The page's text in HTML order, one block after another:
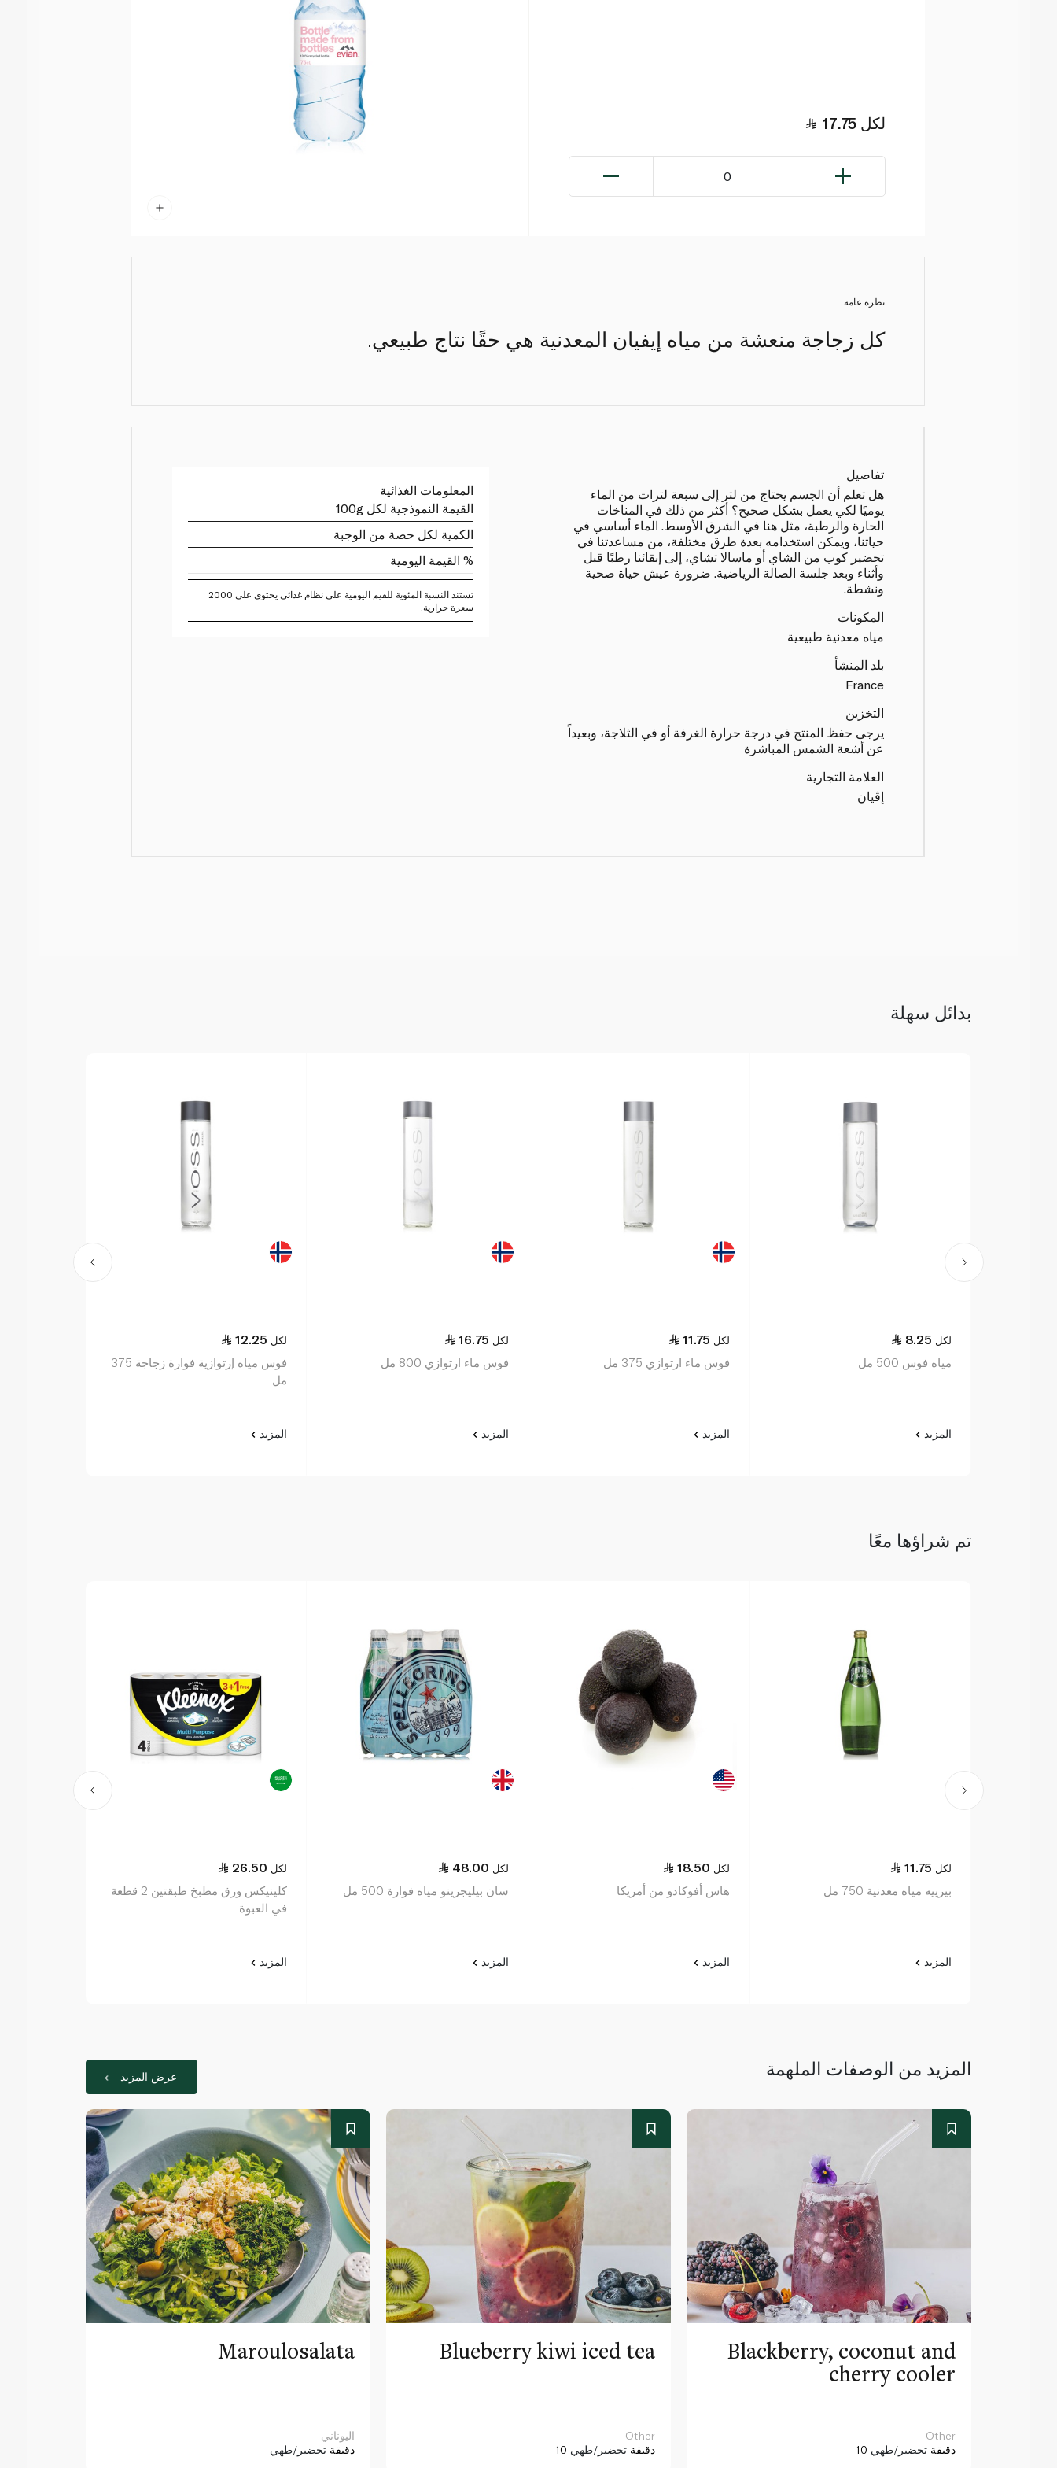
17.75 لكل
0
نظرة عامة
كل زجاجة منعشة من مياه إيفيان المعدنية هي حقًا نتاج طبيعي.
تفاصيل
هل تعلم أن الجسم يحتاج من لتر إلى سبعة لترات من الماء
يوميًا لكي يعمل بشكل صحيح؟ أكثر من ذلك في المناخات
الحارة والرطبة، مثل هنا في الشرق الأوسط. الماء أساسي في
حياتنا، ويمكن استخدامه بعدة طرق مختلفة، من مساعدتنا في
تحضير كوب من الشاي أو ماسالا تشاي، إلى إبقائنا رطبًا قبل
وأثناء وبعد جلسة الصالة الرياضية. ضرورة عيش حياة صحية
ونشطة.
المكونات
مياه معدنية طبيعية
بلد المنشأ
France
التخزين
يرجى حفظ المنتج في درجة حرارة الغرفة أو في الثلاجة، وبعيداً
عن أشعة الشمس المباشرة
العلامة التجارية
إڤيان
المعلومات الغذائية
القيمة النموذجية لكل 100g
الكمية لكل حصة من الوجبة
% القيمة اليومية
تستند النسبة المئوية للقيم اليومية على نظام غذائي يحتوي على 2000
سعرة حرارية.
بدائل سهلة
8.25 لكل
مياه فوس 500 مل
المزيد
11.75 لكل
فوس ماء ارتوازي 375 مل
المزيد
16.75 لكل
فوس ماء ارتوازي 800 مل
المزيد
12.25 لكل
فوس مياه إرتوازية فوارة زجاجة 375
مل
المزيد
تم شراؤها معًا
11.75 لكل
بيرييه مياه معدنية 750 مل
المزيد
18.50 لكل
هاس أفوكادو من أمريكا
المزيد
48.00 لكل
سان بيليجرينو مياه فوارة 500 مل
المزيد
26.50 لكل
كلينيكس ورق مطبخ طبقتين 2 قطعة
في العبوة
المزيد
المزيد من الوصفات الملهمة عرض المزيد
Maroulosalata
اليوناني
دقيقة تحضير/طهي
Blueberry kiwi iced tea
Other
10 دقيقة تحضير/طهي
Blackberry, coconut and
cherry cooler
Other
10 دقيقة تحضير/طهي